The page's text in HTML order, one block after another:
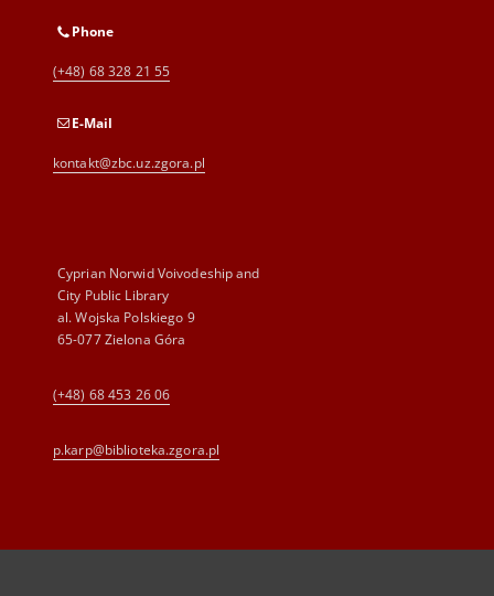
Phone
(+48) 68 328 21 55
E-Mail
kontakt@zbc.uz.zgora.pl
Cyprian Norwid Voivodeship and
City Public Library
al. Wojska Polskiego 9
65-077 Zielona Góra
(+48) 68 453 26 06
p.karp@biblioteka.zgora.pl